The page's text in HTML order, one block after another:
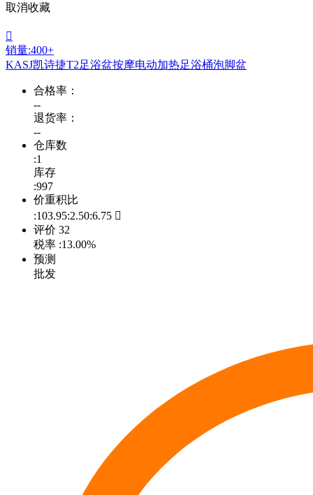
取消收藏

销量:400+
KASJ凯诗捷T2足浴盆按摩电动加热足浴桶泡脚盆
合格率：
--
退货率：
--
仓库数
:1
库存
:997
价重积比
:103.95:2.50:6.75 
评价 32
税率 :13.00%
预测
批发